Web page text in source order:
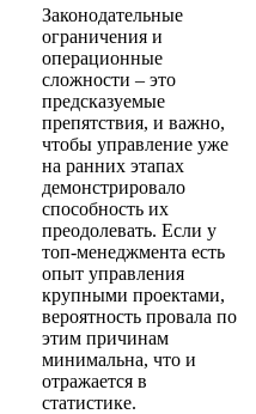
Законодательные
ограничения и
операционные
сложности – это
предсказуемые
препятствия, и важно,
чтобы управление уже
на ранних этапах
демонстрировало
способность их
преодолевать. Если у
топ-менеджмента есть
опыт управления
крупными проектами,
вероятность провала по
этим причинам
минимальна, что и
отражается в
статистике.